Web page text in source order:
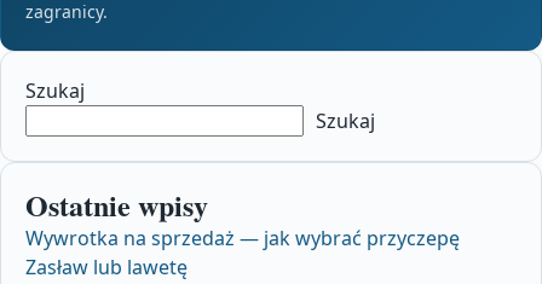
zagranicy.
Szukaj
Szukaj
Ostatnie wpisy
Wywrotka na sprzedaż — jak wybrać przyczepę
Zasław lub lawetę